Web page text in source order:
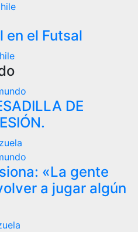
en el Futsal
DE
«La gente
a jugar algún